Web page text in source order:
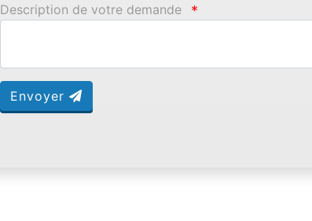
Description de votre demande *
Envoyer